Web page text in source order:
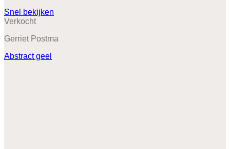
Snel bekijken
Verkocht
Gerriet Postma
Abstract geel